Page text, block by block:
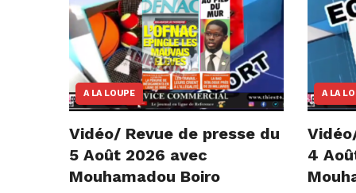
A LA LOUPE
Vidéo/ Revue de presse du
5 Août 2026 avec
Mouhamadou Boiro
A LA
4